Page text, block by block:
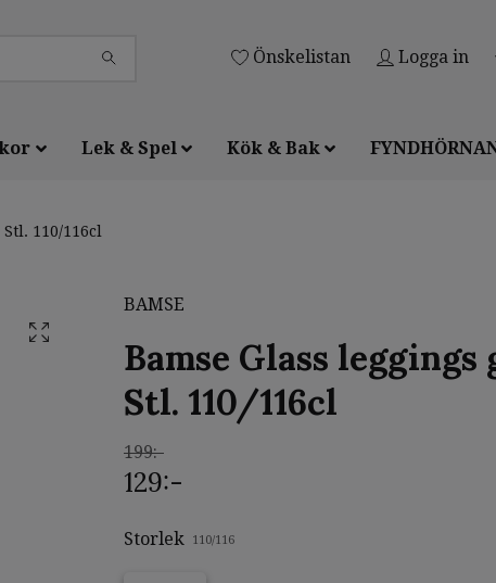
Önskelistan Logga in
Lek & Spel Kök & Bak
110/116cl
BAMSE
Bamse Glass leggings
Stl. 110/116cl
199:-
129:-
Storlek 110/116